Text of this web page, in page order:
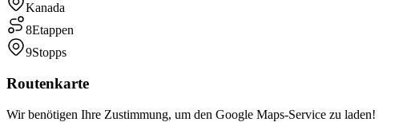
Kanada
8Etappen
9Stopps
Routenkarte
Wir benötigen Ihre Zustimmung, um den Google Maps-Service zu laden!